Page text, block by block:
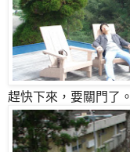
趕快下來，要關門了。